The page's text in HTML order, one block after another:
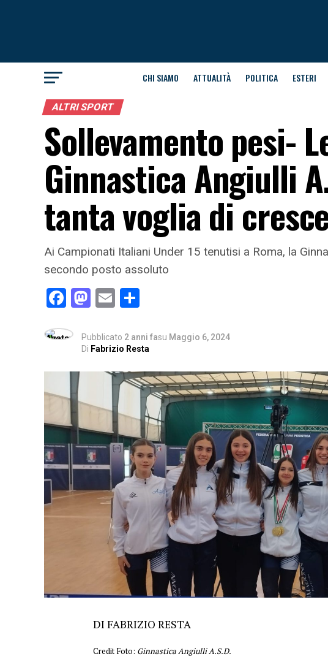
CHI SIAMO ATTUALITÀ POLITICA ESTERI
ALTRI SPORT
Sollevamento pesi-
Ginnastica Angiulli
tanta voglia di
Ai Campionati Italiani Under 15 tenutisi a Roma, la
secondo posto assoluto
Facebook
Mastodon
Email
Pubblicato 2 anni fasu Maggio 6, 2024
Di Fabrizio Resta
DI FABRIZIO RESTA
Credit Foto: Ginnastica Angiulli A.S.D.